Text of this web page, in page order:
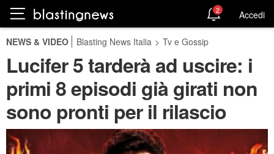
2 Accedi
NEWS & VIDEO Blasting News Italia > Tv e Gossip
Lucifer 5 tarderà ad uscire: i
primi 8 episodi già girati non
sono pronti per il rilascio